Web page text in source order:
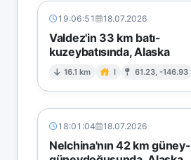
19:06:51 18.07.2026
Valdez'in 33 km batı-
kuzeybatısında, Alaska
16.1 km I 61.23, -146.93
18:01:04 18.07.2026
Nelchina'nın 42 km güney-